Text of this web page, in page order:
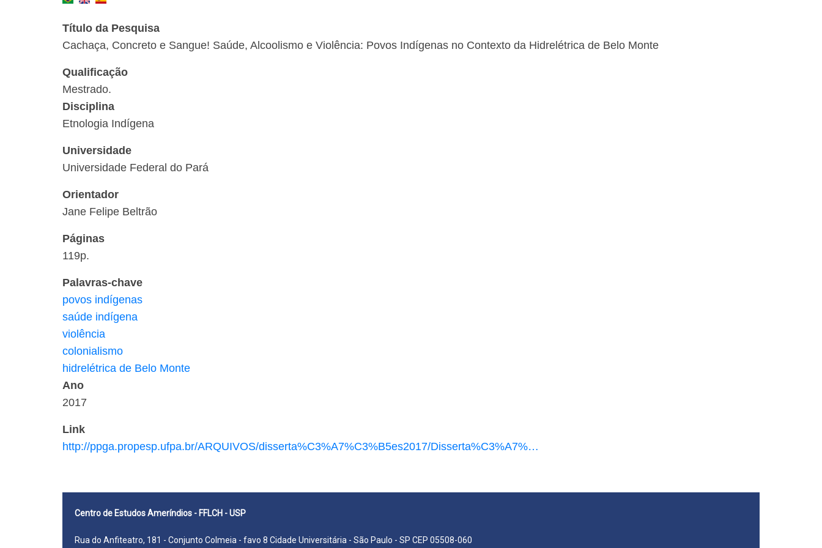
Título da Pesquisa
Cachaça, Concreto e Sangue! Saúde, Alcoolismo e Violência: Povos Indígenas no Contexto da Hidrelétrica de Belo Monte
Qualificação
Mestrado.
Disciplina
Etnologia Indígena
Universidade
Universidade Federal do Pará
Orientador
Jane Felipe Beltrão
Páginas
119p.
Palavras-chave
povos indígenas
saúde indígena
violência
colonialismo
hidrelétrica de Belo Monte
Ano
2017
Link
http://ppga.propesp.ufpa.br/ARQUIVOS/disserta%C3%A7%C3%B5es2017/Disserta%C3%A7%…
Centro de Estudos Ameríndios - FFLCH - USP
Rua do Anfiteatro, 181 - Conjunto Colmeia - favo 8 Cidade Universitária - São Paulo - SP CEP 05508-060